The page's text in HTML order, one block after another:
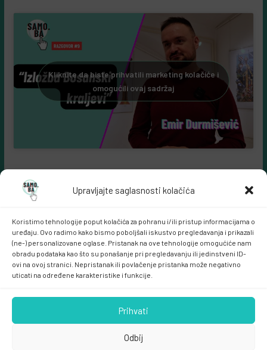
Upravljajte saglasnosti kolačića
Koristimo tehnologije poput kolačića za pohranu i/ili pristup informacijama o
uređaju. Ovo radimo kako bismo poboljšali iskustvo pregledavanja i prikazali
(ne-) personalizovane oglase. Pristanak na ove tehnologije omogućiće nam
obradu podataka kao što su ponašanje pri pregledavanju ili jedinstveni ID-
ovi na ovoj stranici. Nepristanak ili povlačenje pristanka može negativno
uticati na određene karakteristike i funkcije.
Prihvati
Odbij
Kliknite da biste prihvatili marketing kolačiće i
omogućili ovaj sadržaj
Samo.ba MARKETING